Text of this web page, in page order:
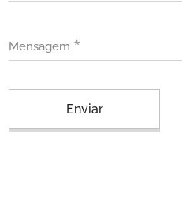
Mensagem
Enviar